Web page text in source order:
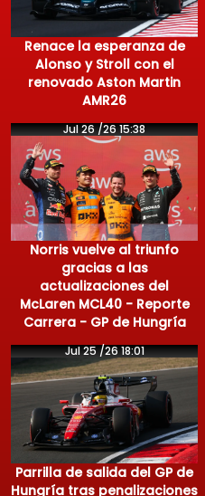
Renace la esperanza de
Alonso y Stroll con el
renovado Aston Martin
AMR26
Jul 26 /26 15:38
Norris vuelve al triunfo
gracias a las
actualizaciones del
McLaren MCL40 - Reporte
Carrera - GP de Hungría
Jul 25 /26 18:01
Parrilla de salida del GP de
Hungría tras penalizaciones